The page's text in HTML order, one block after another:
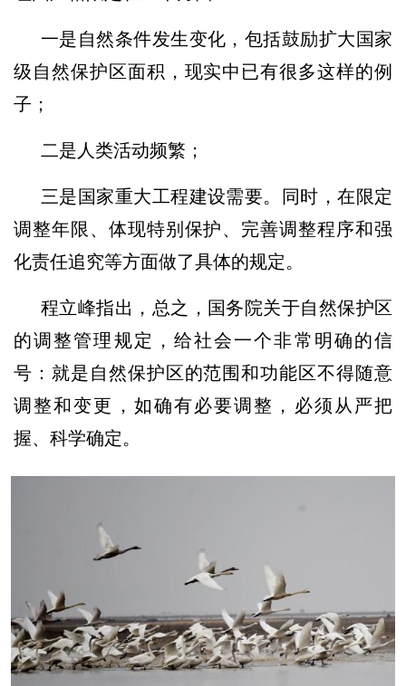
一是自然条件发生变化，包括鼓励扩大国家
级自然保护区面积，现实中已有很多这样的例
子；
二是人类活动频繁；
三是国家重大工程建设需要。同时，在限定
调整年限、体现特别保护、完善调整程序和强
化责任追究等方面做了具体的规定。
程立峰指出，总之，国务院关于自然保护区
的调整管理规定，给社会一个非常明确的信
号：就是自然保护区的范围和功能区不得随意
调整和变更，如确有必要调整，必须从严把
握、科学确定。